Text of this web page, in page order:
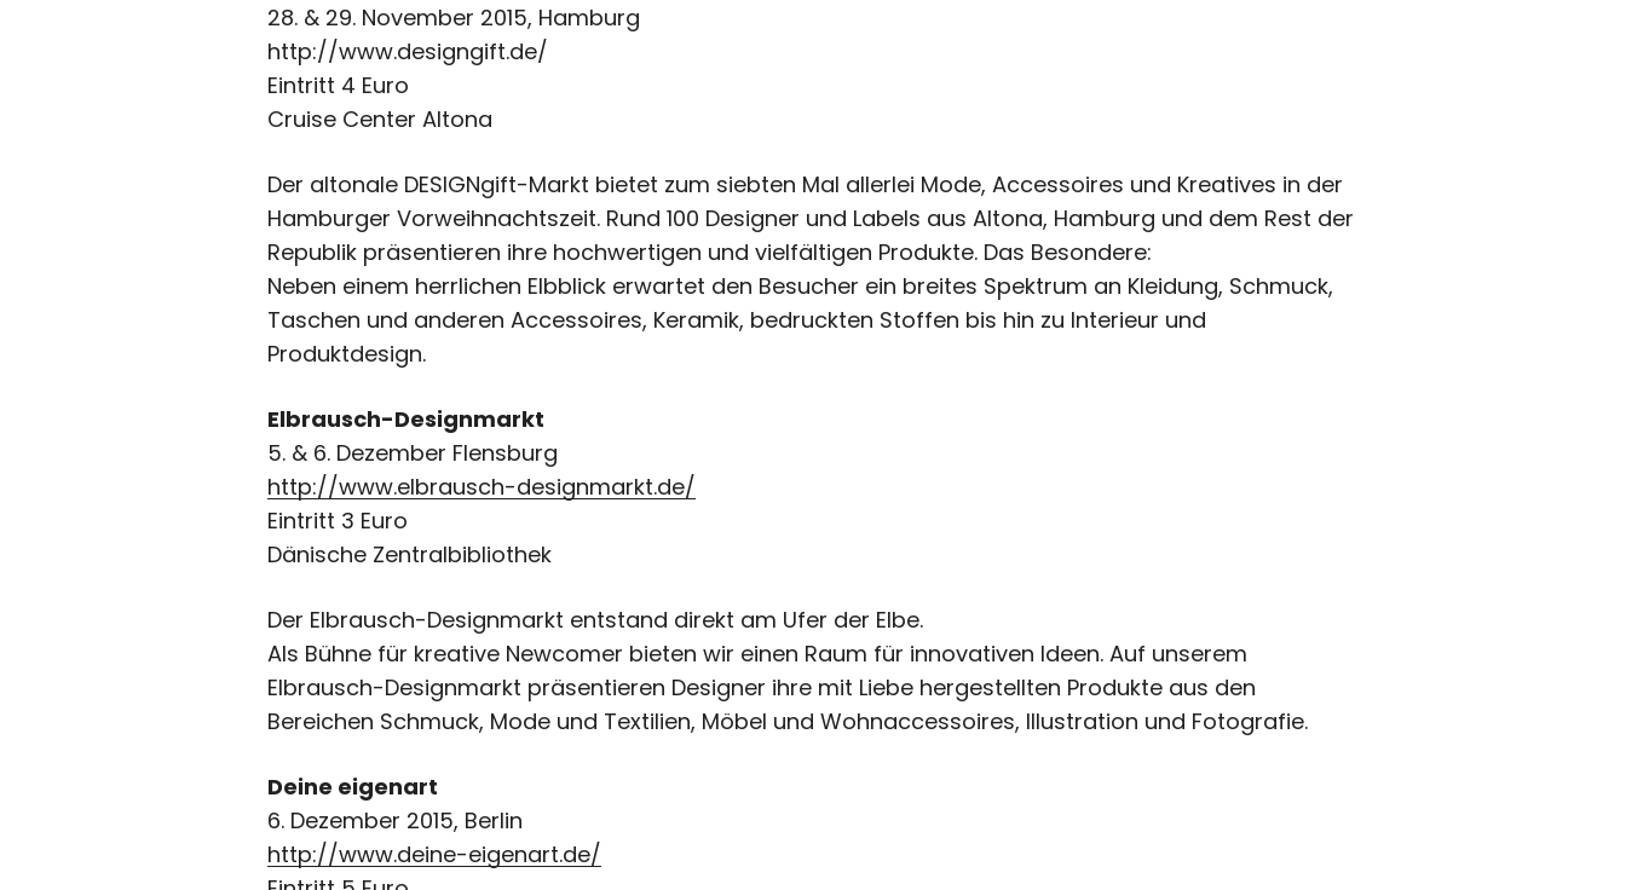
28. & 29. November 2015, Hamburg
http://www.designgift.de/
Eintritt 4 Euro
Cruise Center Altona
Der altonale DESIGNgift-Markt bietet zum siebten Mal allerlei Mode, Accessoires und Kreatives in der
Hamburger Vorweihnachtszeit. Rund 100 Designer und Labels aus Altona, Hamburg und dem Rest der
Republik präsentieren ihre hochwertigen und vielfältigen Produkte. Das Besondere:
Neben einem herrlichen Elbblick erwartet den Besucher ein breites Spektrum an Kleidung, Schmuck,
Taschen und anderen Accessoires, Keramik, bedruckten Stoffen bis hin zu Interieur und
Produktdesign.
Elbrausch-Designmarkt
5. & 6. Dezember Flensburg
http://www.elbrausch-designmarkt.de/
Eintritt 3 Euro
Dänische Zentralbibliothek
Der Elbrausch-Designmarkt entstand direkt am Ufer der Elbe.
Als Bühne für kreative Newcomer bieten wir einen Raum für innovativen Ideen. Auf unserem
Elbrausch-Designmarkt präsentieren Designer ihre mit Liebe hergestellten Produkte aus den
Bereichen Schmuck, Mode und Textilien, Möbel und Wohnaccessoires, Illustration und Fotografie.
Deine eigenart
6. Dezember 2015, Berlin
http://www.deine-eigenart.de/